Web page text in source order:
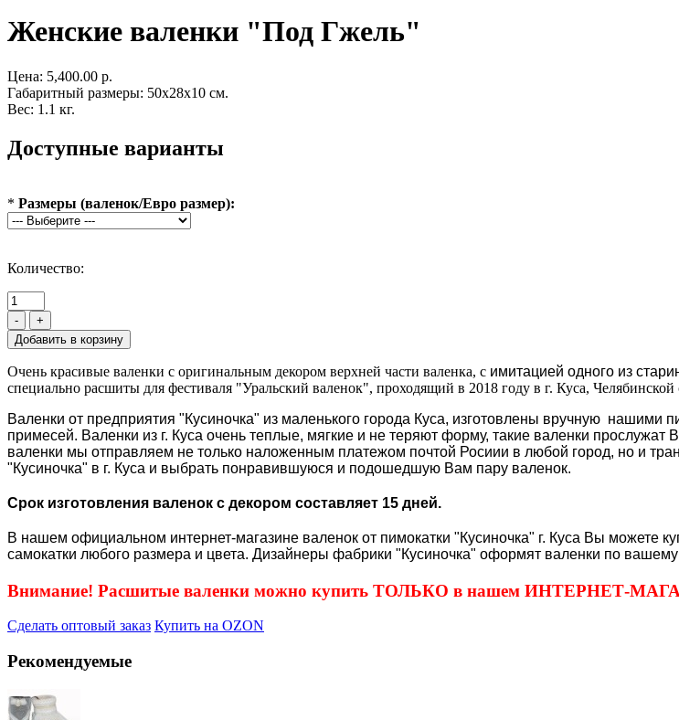
Женские валенки "Под Гжель"
Цена: 5,400.00 р.
Габаритный размеры: 50x28x10 см.
Вес: 1.1 кг.
Доступные варианты
* Размеры (валенок/Евро размер):
Количество:
- +
Очень красивые валенки с оригинальным декором верхней части валенка, c имитацией одного из
специально расшиты для фестиваля "Уральский валенок", проходящий в 2018 году в г. Куса,
Валенки от предприятия "Кусиночка" из маленького города Куса, изготовлены вручную нашими
примесей. Валенки из г. Куса очень теплые, мягкие и не теряют форму, такие валенки
валенки мы отправляем не только наложенным платежом почтой Росиии в любой город, но и
"Кусиночка" в г. Куса и выбрать понравившуюся и подошедшую Вам пару валенок.
Срок изготовления валенок с декором составляет 15 дней.
В нашем официальном интернет-магазине валенок от пимокатки "Кусиночка" г. Куса Вы можете
самокатки любого размера и цвета. Дизайнеры фабрики "Кусиночка" оформят валенки по вашему
Внимание! Расшитые валенки можно купить ТОЛЬКО в нашем ИНТЕРНЕТ-
Сделать оптовый заказ Купить на OZON
Рекомендуемые